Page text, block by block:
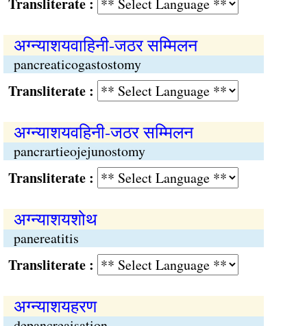
अग्न्याशयवाहिनी-जठर सम्मिलन
pancreaticogastostomy
:
अग्न्याशयवहिनी-जठर सम्मिलन
pancrartieojejunostomy
:
अग्न्याशयशोथ
panereatitis
:
अग्न्याशयहरण